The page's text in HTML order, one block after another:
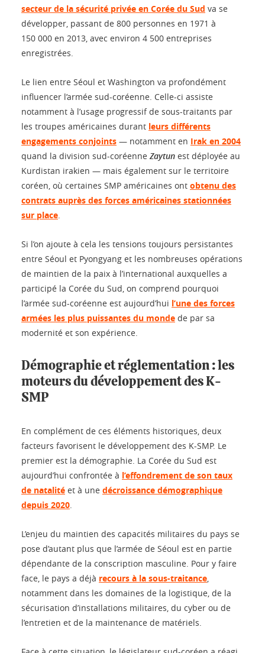
secteur de la sécurité privée en Corée du Sud va se
développer, passant de 800 personnes en 1971 à
150 000 en 2013, avec environ 4 500 entreprises
enregistrées.
Le lien entre Séoul et Washington va profondément
influencer l’armée sud-coréenne. Celle-ci assiste
notamment à l’usage progressif de sous-traitants par
les troupes américaines durant leurs différents
engagements conjoints — notamment en Irak en 2004
quand la division sud-coréenne Zaytun est déployée au
Kurdistan irakien — mais également sur le territoire
coréen, où certaines SMP américaines ont obtenu des
contrats auprès des forces américaines stationnées
sur place
Si l’on ajoute à cela les tensions toujours persistantes
entre Séoul et Pyongyang et les nombreuses opérations
de maintien de la paix à l’international auxquelles a
participé la Corée du Sud, on comprend pourquoi
l’armée sud-coréenne est aujourd’hui l’une des forces
armées les plus puissantes du monde de par sa
modernité et son expérience.
Démographie et réglementation : les
moteurs du développement des K-
SMP
En complément de ces éléments historiques, deux
facteurs favorisent le développement des K-SMP. Le
premier est la démographie. La Corée du Sud est
aujourd’hui confrontée à l’effondrement de son taux
de natalité et à une décroissance démographique
depuis 2020
L’enjeu du maintien des capacités militaires du pays se
pose d’autant plus que l’armée de Séoul est en partie
dépendante de la conscription masculine. Pour y faire
face, le pays a déjà recours à la sous-traitance
notamment dans les domaines de la logistique, de la
sécurisation d’installations militaires, du cyber ou de
l’entretien et de la maintenance de matériels.